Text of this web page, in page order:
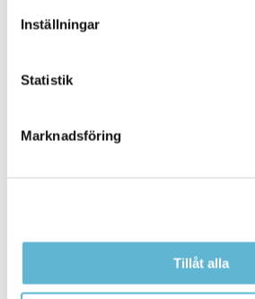
Inställningar
Statistik
Marknadsföring
Tillåt alla
Webbsida
kulturaktiviteter för barn, unga och